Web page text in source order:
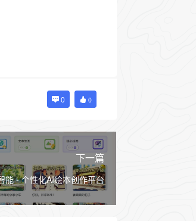
0 0
下一篇
能 - 个性化AI绘本创作平台